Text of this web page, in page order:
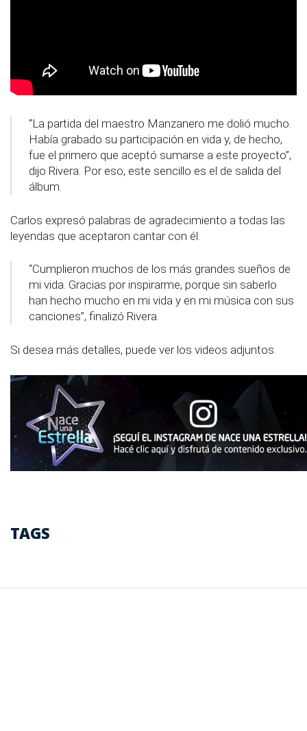
“La partida del maestro Manzanero me dolió mucho.
Había grabado su participación en vida y, de hecho,
fue el primero que aceptó sumarse a este proyecto”,
dijo Rivera. Por eso, este sencillo es el de salida del
álbum.
Carlos expresó palabras de agradecimiento a todas las
leyendas que aceptaron cantar con él.
“Cumplieron muchos de los más grandes sueños de
mi vida. Gracias por inspirarme, porque sin saberlo
han hecho mucho en mi vida y en mi música con sus
canciones”, finalizó Rivera.
Si desea más detalles, puede ver los videos adjuntos.
TAGS